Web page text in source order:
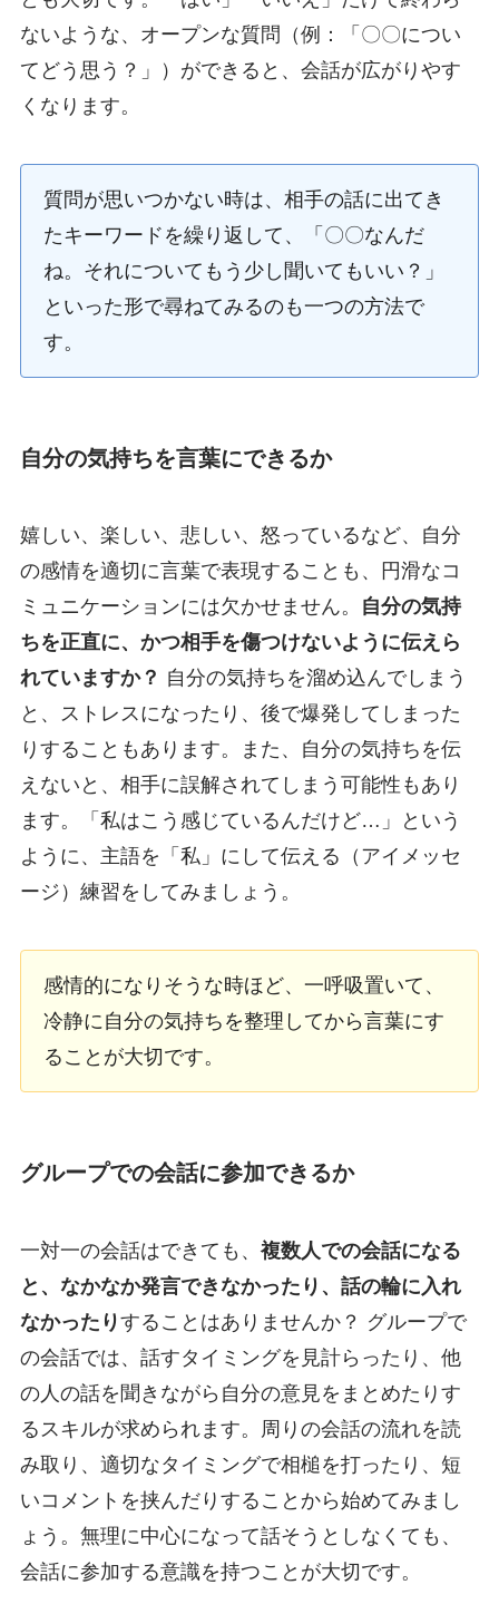
ないような、オープンな質問（例：「〇〇につい
てどう思う？」）ができると、会話が広がりやす
くなります。
質問が思いつかない時は、相手の話に出てき
たキーワードを繰り返して、「〇〇なんだ
ね。それについてもう少し聞いてもいい？」
といった形で尋ねてみるのも一つの方法で
す。
自分の気持ちを言葉にできるか
嬉しい、楽しい、悲しい、怒っているなど、自分
の感情を適切に言葉で表現することも、円滑なコ
ミュニケーションには欠かせません。
自分の気持
ちを正直に、かつ相手を傷つけないように伝えら
れていますか？ 自分の気持ちを溜め込んでしまう
と、ストレスになったり、後で爆発してしまった
りすることもあります。また、自分の気持ちを伝
えないと、相手に誤解されてしまう可能性もあり
ます。「私はこう感じているんだけど…」という
ように、主語を「私」にして伝える（アイメッセ
ージ）練習をしてみましょう。
感情的になりそうな時ほど、一呼吸置いて、
冷静に自分の気持ちを整理してから言葉にす
ることが大切です。
グループでの会話に参加できるか
一対一の会話はできても、 複数人での会話になる
と、なかなか発言できなかったり、話の輪に入れ
なかったりすることはありませんか？ グループで
の会話では、話すタイミングを見計らったり、他
の人の話を聞きながら自分の意見をまとめたりす
るスキルが求められます。周りの会話の流れを読
み取り、適切なタイミングで相槌を打ったり、短
いコメントを挟んだりすることから始めてみまし
ょう。無理に中心になって話そうとしなくても、
会話に参加する意識を持つことが大切です。